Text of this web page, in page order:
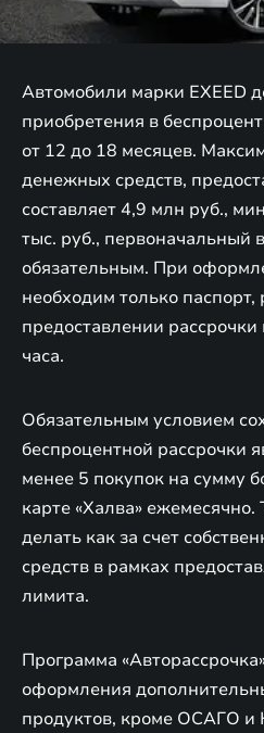
Автомобили марки EXEED
приобретения в
от 12 до 18 месяцев.
денежных средств,
составляет 4,9 млн руб.,
тыс. руб., первоначальный
обязательным. При
необходим только
предоставлении
часа.
Обязательным условием
беспроцентной рассрочки
менее 5 покупок на сумму
карте «Халва»
делать как за счет
средств в рамках
лимита.
Программа
оформления
продуктов, кроме ОСАГО